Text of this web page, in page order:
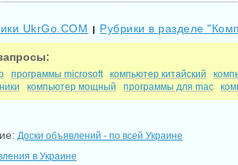
UkrGo.COM | Рубрики в разделе
программы microsoft компьютер китайский
компьютер мощный программы для mac
Доски объявлений - по всей Украине
в Украине